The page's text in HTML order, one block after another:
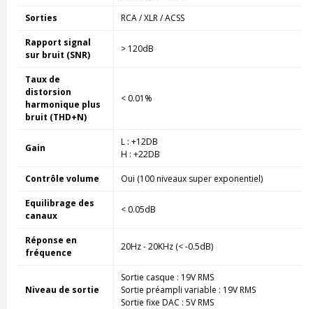
Sorties RCA / XLR / ACSS
Rapport signal
sur bruit (SNR)
> 120dB
Taux de
distorsion
harmonique plus
bruit (THD+N)
< 0.01%
Gain
L : +12DB
H : +22DB
Contrôle volume Oui (100 niveaux super exponentiel)
Equilibrage des
canaux
< 0.05dB
Réponse en
fréquence
20Hz - 20KHz (< -0.5dB)
Niveau de sortie
Sortie casque : 19V RMS
Sortie préampli variable : 19V RMS
Sortie fixe DAC : 5V RMS